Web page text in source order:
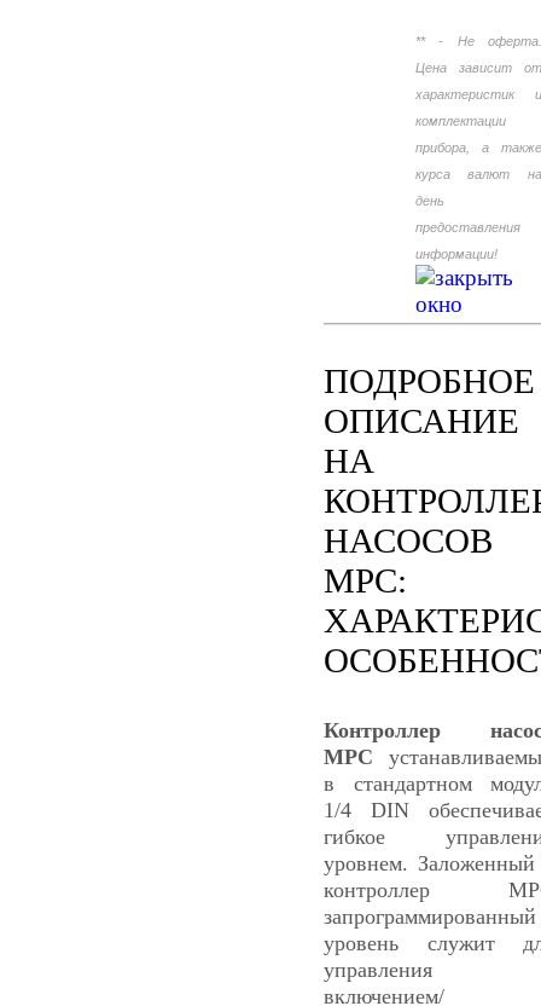
** - Не оферта.
Цена зависит от
характеристик и
комплектации
прибора, а также
курса валют на
день
предоставления
информации!
ПОДРОБНОЕ
ОПИСАНИЕ
НА
НАСОСОВ
MPC:
Контроллер
МРС
в стандартном
1/4 DIN
гибкое
уровнем. Заложенный
контроллер
запрограммированный
уровень служит
управления
включением/